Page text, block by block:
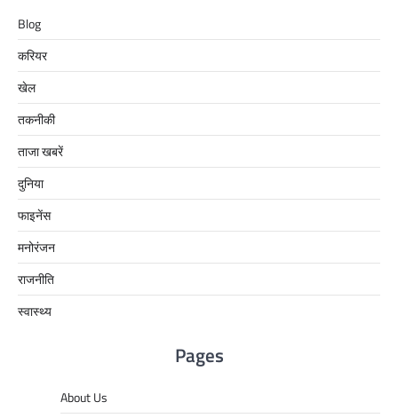
Blog
करियर
खेल
तकनीकी
ताजा खबरें
दुनिया
फाइनेंस
मनोरंजन
राजनीति
स्वास्थ्य
Pages
About Us